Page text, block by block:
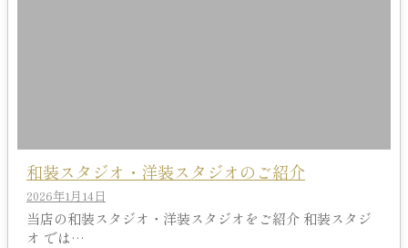
和装スタジオ・洋装スタジオのご紹介
2026年1月14日
当店の和装スタジオ・洋装スタジオをご紹介 和装スタジ
オ では…